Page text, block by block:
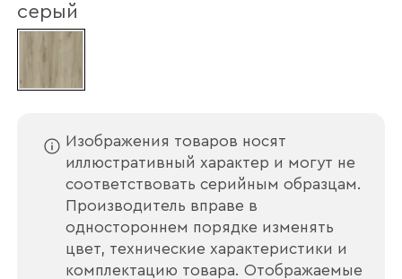
серый
Изображения товаров носят
иллюстративный характер и могут не
соответствовать серийным образцам.
Производитель вправе в
одностороннем порядке изменять
цвет, технические характеристики и
комплектацию товара. Отображаемые